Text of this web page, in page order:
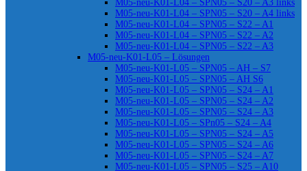
M05-neu-K01-L04 – SPN05 – S20 – A3 links
M05-neu-K01-L04 – SPN05 – S20 – A4 links
M05-neu-K01-L04 – SPN05 – S22 – A1
M05-neu-K01-L04 – SPN05 – S22 – A2
M05-neu-K01-L04 – SPN05 – S22 – A3
M05-neu-K01-L05 – Lösungen
M05-neu-K01-L05 – SPN05 – AH – S7
M05-neu-K01-L05 – SPN05 – AH S6
M05-neu-K01-L05 – SPN05 – S24 – A1
M05-neu-K01-L05 – SPN05 – S24 – A2
M05-neu-K01-L05 – SPN05 – S24 – A3
M05-neu-K01-L05 – SPn05 – S24 – A4
M05-neu-K01-L05 – SPN05 – S24 – A5
M05-neu-K01-L05 – SPN05 – S24 – A6
M05-neu-K01-L05 – SPN05 – S24 – A7
M05-neu-K01-L05 – SPN05 – S25 – A10